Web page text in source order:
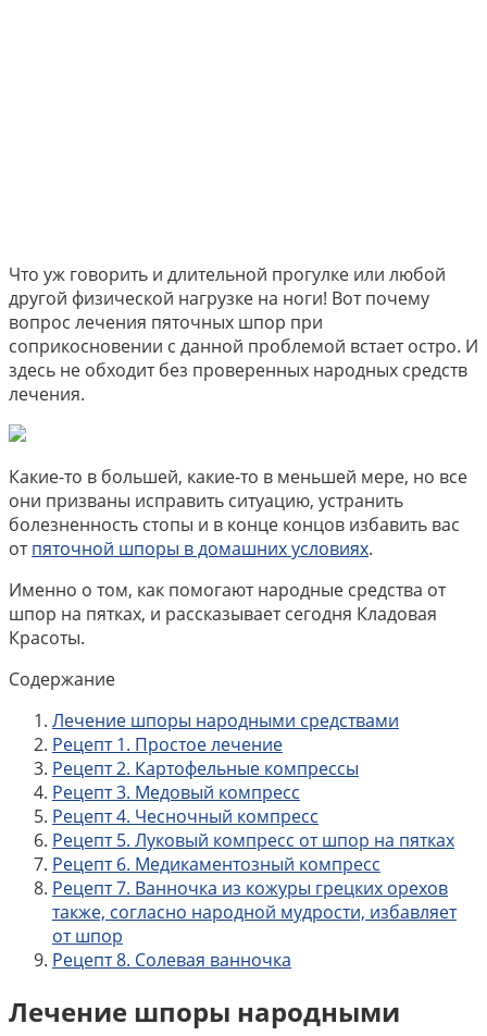
Что уж говорить и длительной прогулке или любой
другой физической нагрузке на ноги! Вот почему
вопрос лечения пяточных шпор при
соприкосновении с данной проблемой встает остро. И
здесь не обходит без проверенных народных средств
лечения.
Какие-то в большей, какие-то в меньшей мере, но все
они призваны исправить ситуацию, устранить
болезненность стопы и в конце концов избавить вас
отпяточной шпоры в домашних условиях.
Именно о том, как помогают народные средства от
шпор на пятках, и рассказывает сегодня Кладовая
Красоты.
Содержание
Лечение шпоры народными средствами
Рецепт 1. Простое лечение
Рецепт 2. Картофельные компрессы
Рецепт 3. Медовый компресс
Рецепт 4. Чесночный компресс
Рецепт 5. Луковый компресс от шпор на пятках
Рецепт 6. Медикаментозный компресс
Рецепт 7. Ванночка из кожуры грецких орехов
также, согласно народной мудрости, избавляет
от шпор
Рецепт 8. Солевая ванночка
Лечение шпоры народными